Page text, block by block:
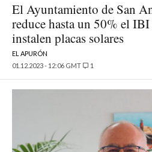
El Ayuntamiento de San
reduce hasta un 50% el
instalen placas solares
EL APURÓN
01.12.2023 - 12:06 GMT
1